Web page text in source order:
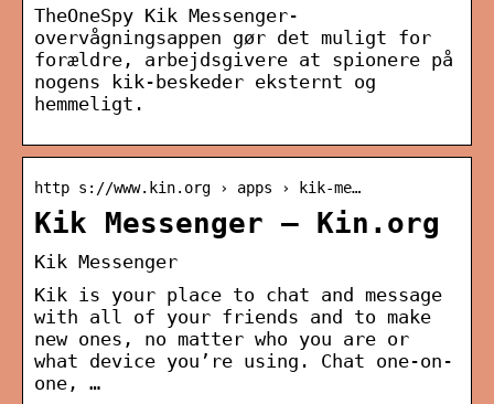
TheOneSpy Kik Messenger-
overvågningsappen gør det muligt for
forældre, arbejdsgivere at spionere på
nogens kik-beskeder eksternt og
hemmeligt.
http s://www.kin.org › apps › kik-me…
Kik Messenger – Kin.org
Kik Messenger
Kik is your place to chat and message
with all of your friends and to make
new ones, no matter who you are or
what device you’re using. Chat one-on-
one, …